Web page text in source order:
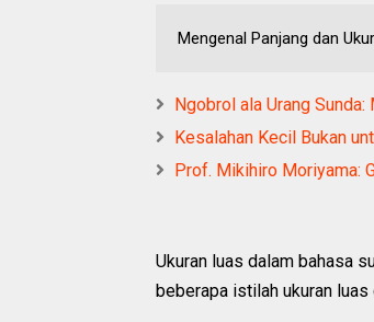
Mengenal Panjang dan
Ngobrol ala Urang
Kesalahan Kecil Bukan
Prof. Mikihiro Moriyama:
Ukuran luas dalam bahasa
beberapa istilah ukuran